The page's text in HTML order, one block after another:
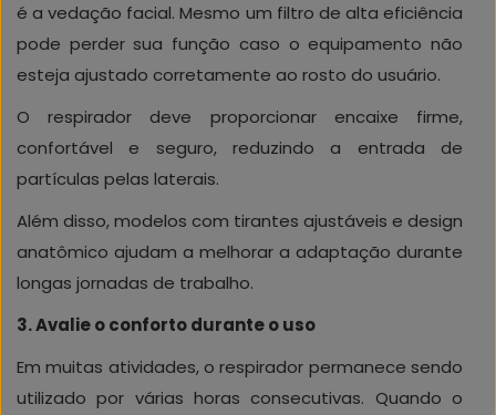
é a vedação facial. Mesmo um filtro de alta eficiência
pode perder sua função caso o equipamento não
esteja ajustado corretamente ao rosto do usuário.
O respirador deve proporcionar encaixe firme,
confortável e seguro, reduzindo a entrada de
partículas pelas laterais.
Além disso, modelos com tirantes ajustáveis e design
anatômico ajudam a melhorar a adaptação durante
longas jornadas de trabalho.
3. Avalie o conforto durante o uso
Em muitas atividades, o respirador permanece sendo
utilizado por várias horas consecutivas. Quando o